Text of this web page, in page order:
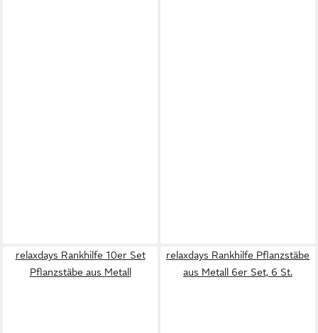
relaxdays Rankhilfe 10er Set
Pflanzstäbe aus Metall
relaxdays Rankhilfe Pflanzstäbe
aus Metall 6er Set, 6 St.